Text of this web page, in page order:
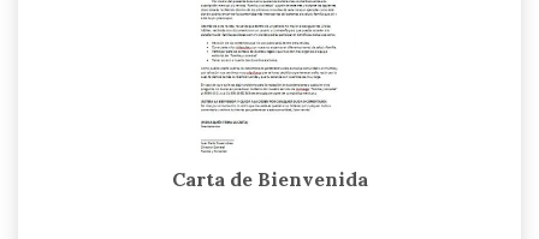
Carta de Bienvenida